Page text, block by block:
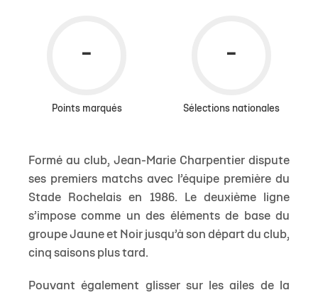
Points marqués Sélections nationales
Formé au club, Jean-Marie Charpentier dispute
ses premiers matchs avec l’équipe première du
Stade Rochelais en 1986. Le deuxième ligne
s’impose comme un des éléments de base du
groupe Jaune et Noir jusqu’à son départ du club,
cinq saisons plus tard.
Pouvant également glisser sur les ailes de la